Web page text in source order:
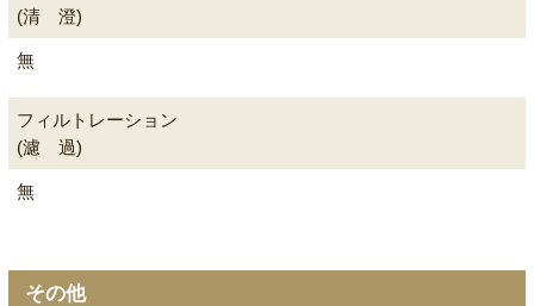
(清 澄)
無
フィルトレーション
(濾 過)
無
その他